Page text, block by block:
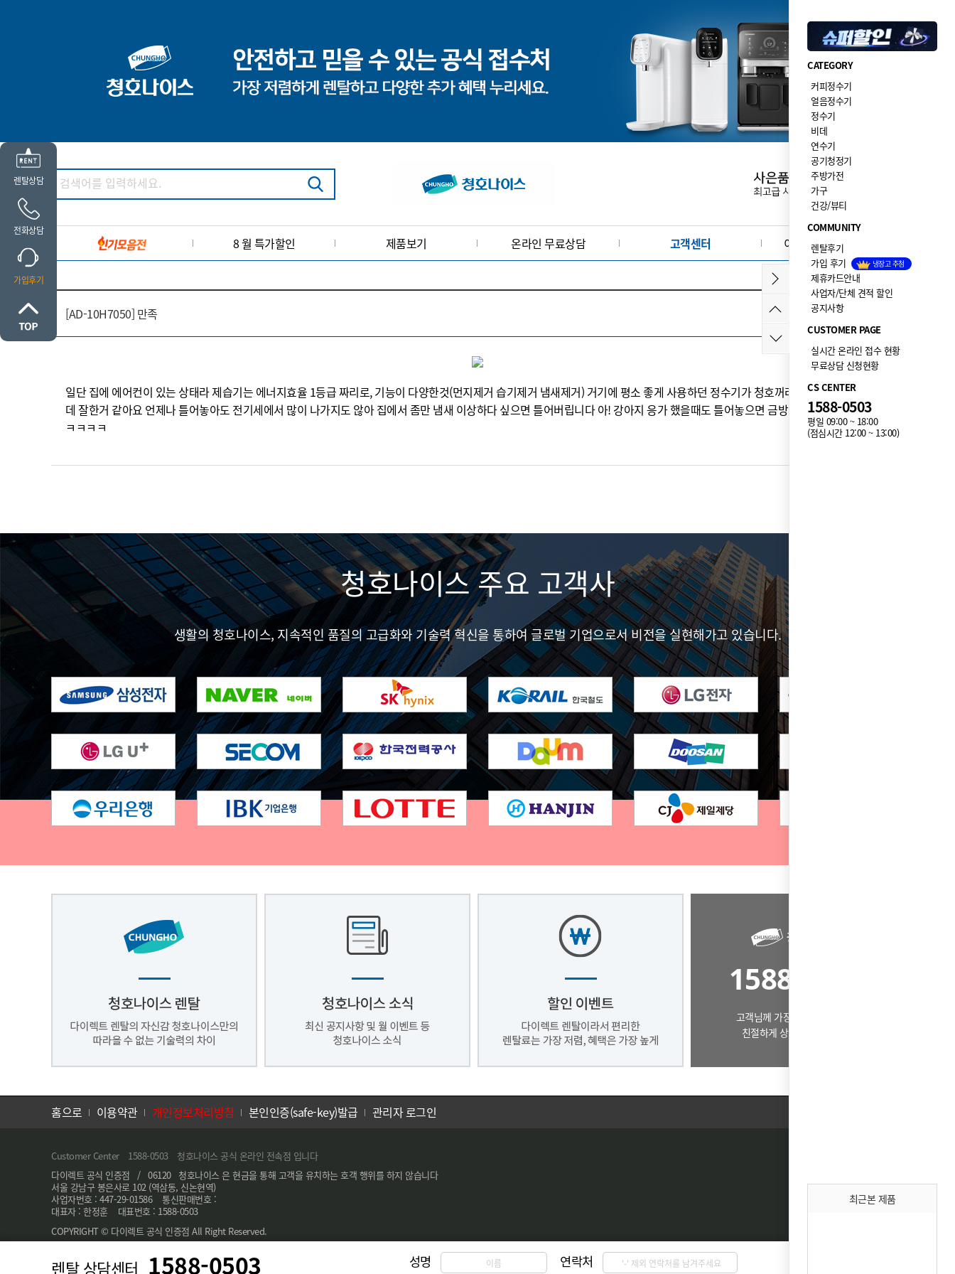
8 월 특가할인 제품보기 온라인 무료상담 고객센터 이달의 이벤트·사은품
[AD-10H7050] 만족
일단 집에 에어컨이 있는 상태라 제습기는 에너지효율 1등급 짜리로, 기능이 다양한것(먼지제거 습기제거 냄새제거) 거기에 평소 좋게 사용하던 정수기가 청호꺼라 ㅎㅎㅎ 요걸 골랐는
데 잘한거 같아요 언제나 틀어놓아도 전기세에서 많이 나가지도 않아 집에서 좀만 냄새 이상하다 싶으면 틀어버립니다 아! 강아지 응가 했을때도 틀어놓으면 금방 냄새 없어져요 ㅋㅋㅋ
ㅋㅋㅋㅋ
청호나이스 주요 고객사
생활의 청호나이스, 지속적인 품질의 고급화와 기술력 혁신을 통하여 글로벌 기업으로서 비전을 실현해가고 있습니다.
1588-0503
고객님께 가장 알맞은 제품으로
친절하게 상담드리겠습니다.
홈으로 이용약관 개인정보처리방침 본인인증(safe-key)발급 관리자 로그인
Customer Center 1588-0503 청호나이스 공식 온라인 전속점 입니다
다이렉트 공식 인증점 / 06120 청호나이스 은 현금을 통해 고객을 유치하는 호객 행위를 하지 않습니다
서울 강남구 봉은사로 102 (역삼동, 신논현역)
사업자번호 : 447-29-01586 통신판매번호 :
대표자 : 한정훈 대표번호 : 1588-0503
COPYRIGHT © 다이렉트 공식 인증점 All Right Reserved.
렌탈 상담센터 1588-0503 성명 연락처
렌탈상담
전화상담
가입후기
CATEGORY
커피정수기
얼음정수기
정수기
비데
연수기
공기청정기
주방가전
가구
건강/뷰티
COMMUNITY
렌탈후기
가입 후기
냉장고 추첨
제휴카드안내
사업자/단체 견적 할인
공지사항
CUSTOMER PAGE
실시간 온라인 접수 현황
무료상담 신청현황
CS CENTER
1588-0503
평일 09:00 ~ 18:00
(점심시간 12:00 ~ 13:00)
최근본 제품